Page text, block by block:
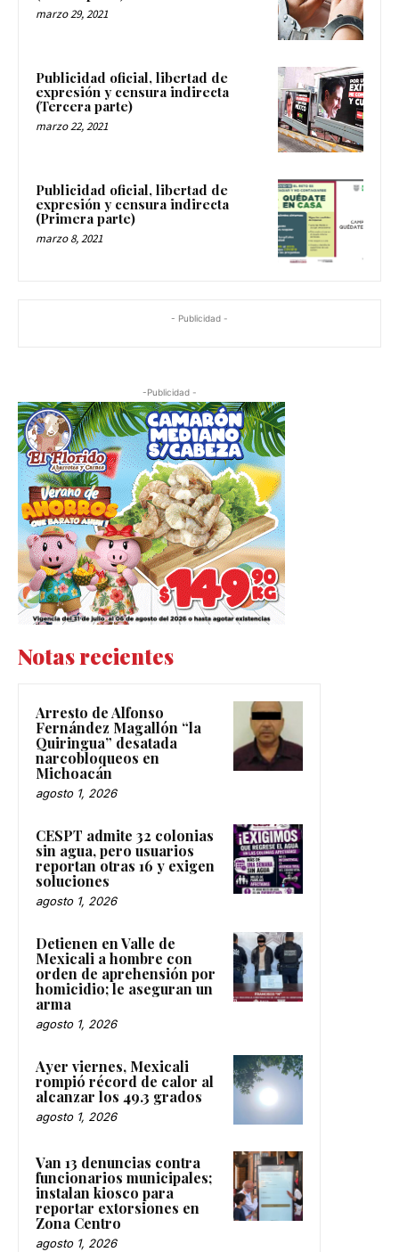
marzo 29, 2021
Publicidad oficial, libertad de
expresión y censura indirecta
(Tercera parte)
marzo 22, 2021
Publicidad oficial, libertad de
expresión y censura indirecta
(Primera parte)
marzo 8, 2021
- Publicidad -
-Publicidad -
Notas recientes
Arresto de Alfonso
Fernández Magallón “la
Quiringua” desatada
narcobloqueos en
Michoacán
agosto 1, 2026
CESPT admite 32 colonias
sin agua, pero usuarios
reportan otras 16 y exigen
soluciones
agosto 1, 2026
Detienen en Valle de
Mexicali a hombre con
orden de aprehensión por
homicidio; le aseguran un
arma
agosto 1, 2026
Ayer viernes, Mexicali
rompió récord de calor al
alcanzar los 49.3 grados
agosto 1, 2026
Van 13 denuncias contra
funcionarios municipales;
instalan kiosco para
reportar extorsiones en
Zona Centro
agosto 1, 2026